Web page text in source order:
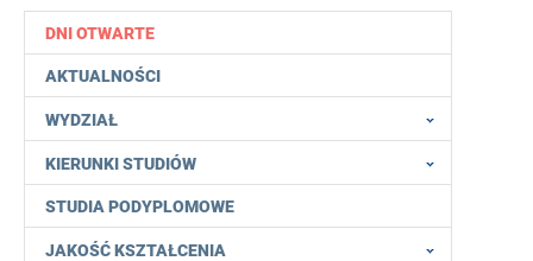
DNI OTWARTE
AKTUALNOŚCI
WYDZIAŁ
KIERUNKI STUDIÓW
STUDIA PODYPLOMOWE
JAKOŚĆ KSZTAŁCENIA